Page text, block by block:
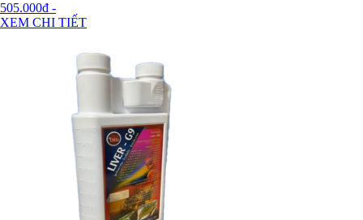
505.000đ -
XEM CHI TIẾT